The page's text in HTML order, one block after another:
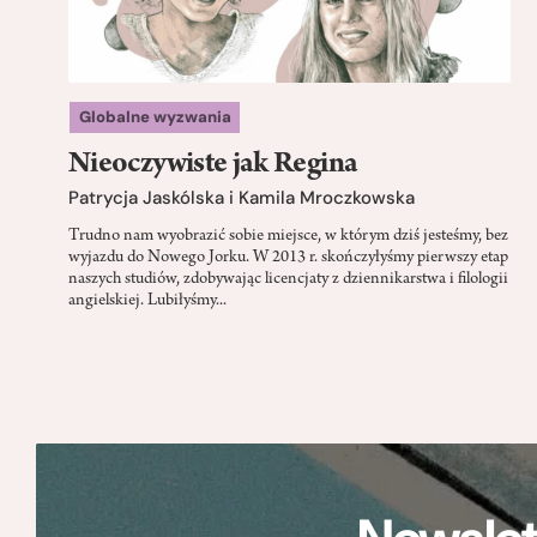
Globalne wyzwania
Nieoczywiste jak Regina
Patrycja Jaskólska i Kamila Mroczkowska
Trudno nam wyobrazić sobie miejsce, w którym dziś jesteśmy, bez
wyjazdu do Nowego Jorku. W 2013 r. skończyłyśmy pierwszy etap
naszych studiów, zdobywając licencjaty z dziennikarstwa i filologii
angielskiej. Lubiłyśmy...